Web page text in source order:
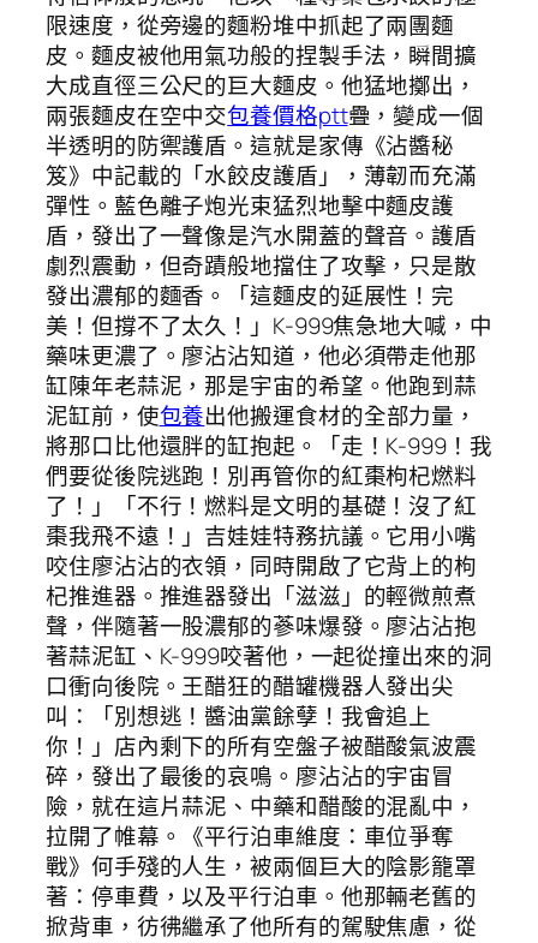
限速度，從旁邊的麵粉堆中抓起了兩團麵
皮。麵皮被他用氣功般的捏製手法，瞬間擴
大成直徑三公尺的巨大麵皮。他猛地擲出，
兩張麵皮在空中交包養價格ptt疊，變成一個
半透明的防禦護盾。這就是家傳《沾醬秘
笈》中記載的「水餃皮護盾」，薄韌而充滿
彈性。藍色離子炮光束猛烈地擊中麵皮護
盾，發出了一聲像是汽水開蓋的聲音。護盾
劇烈震動，但奇蹟般地擋住了攻擊，只是散
發出濃郁的麵香。「這麵皮的延展性！完
美！但撐不了太久！」K-999焦急地大喊，中
藥味更濃了。廖沾沾知道，他必須帶走他那
缸陳年老蒜泥，那是宇宙的希望。他跑到蒜
泥缸前，使包養出他搬運食材的全部力量，
將那口比他還胖的缸抱起。「走！K-999！我
們要從後院逃跑！別再管你的紅棗枸杞燃料
了！」「不行！燃料是文明的基礎！沒了紅
棗我飛不遠！」吉娃娃特務抗議。它用小嘴
咬住廖沾沾的衣領，同時開啟了它背上的枸
杞推進器。推進器發出「滋滋」的輕微煎煮
聲，伴隨著一股濃郁的蔘味爆發。廖沾沾抱
著蒜泥缸、K-999咬著他，一起從撞出來的洞
口衝向後院。王醋狂的醋罐機器人發出尖
叫：「別想逃！醬油黨餘孽！我會追上
你！」店內剩下的所有空盤子被醋酸氣波震
碎，發出了最後的哀鳴。廖沾沾的宇宙冒
險，就在這片蒜泥、中藥和醋酸的混亂中，
拉開了帷幕。《平行泊車維度：車位爭奪
戰》何手殘的人生，被兩個巨大的陰影籠罩
著：停車費，以及平行泊車。他那輛老舊的
掀背車，彷彿繼承了他所有的駕駛焦慮，從